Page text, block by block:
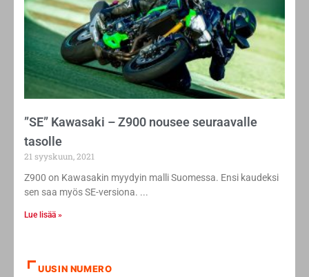
”SE” Kawasaki – Z900 nousee seuraavalle
tasolle
21 syyskuun, 2021
Z900 on Kawasakin myydyin malli Suomessa. Ensi kaudeksi
sen saa myös SE-versiona.
Lue lisää »
UUSIN NUMERO